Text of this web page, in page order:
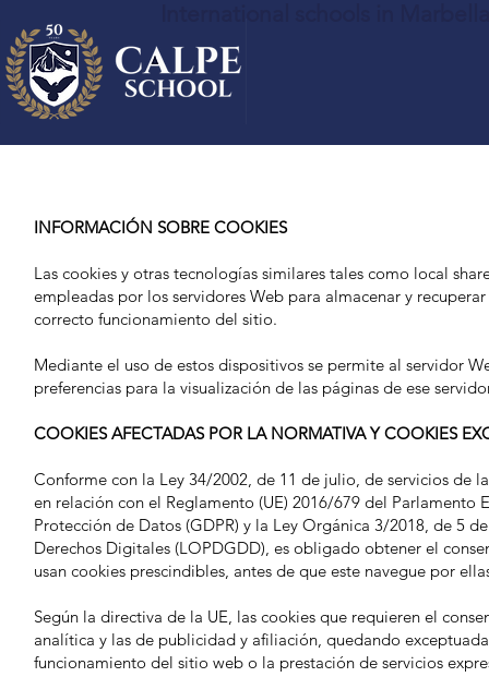
INFORMACIÓN SOBRE COOKIES
Las cookies y otras tecnologías similares tales como local
empleadas por los servidores Web para almacenar y
correcto funcionamiento del sitio.
Mediante el uso de estos dispositivos se permite al servidor
preferencias para la visualización de las páginas de ese
COOKIES AFECTADAS POR LA NORMATIVA Y COOKIES
Conforme con la Ley 34/2002, de 11 de julio, de servicios de
en relación con el Reglamento (UE) 2016/679 del
Protección de Datos (GDPR) y la Ley Orgánica 3/2018, de 5
Derechos Digitales (LOPDGDD), es obligado obtener el
usan cookies prescindibles, antes de que este navegue por
Según la directiva de la UE, las cookies que requieren el
analítica y las de publicidad y afiliación, quedando
funcionamiento del sitio web o la prestación de servicios